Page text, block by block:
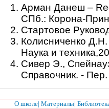
Арман Данеш –
СПб.: Корона-
Стартовое
Колисниченко
Наука и
Сивер Э.,
Справочник. -
О школе| Материалы|